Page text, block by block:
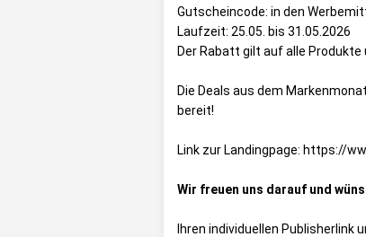
Gutscheincode: in den
Laufzeit: 25.05. bis 31.05.2026
Der Rabatt gilt auf alle
Die Deals aus dem
bereit!
Link zur Landingpage: https://
Wir freuen uns darauf und
Ihren individuellen Publisherlink